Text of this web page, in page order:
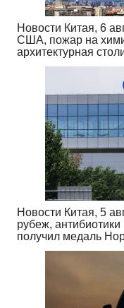
Новости Китая, 6
США, пожар на
архитектурная
Новости Китая, 5
рубеж,
получил медаль